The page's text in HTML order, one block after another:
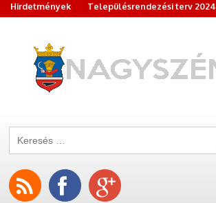
Hirdetmények
Településrendezési terv 2024